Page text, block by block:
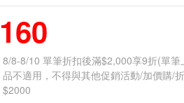
160
8/8-8/10 單筆折扣後滿$2,000享9折(單
品不適用，不得與其他促銷活動/加價購/
$2000